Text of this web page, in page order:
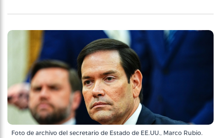
Foto de archivo del secretario de Estado de EE.UU., Marco Rubio.